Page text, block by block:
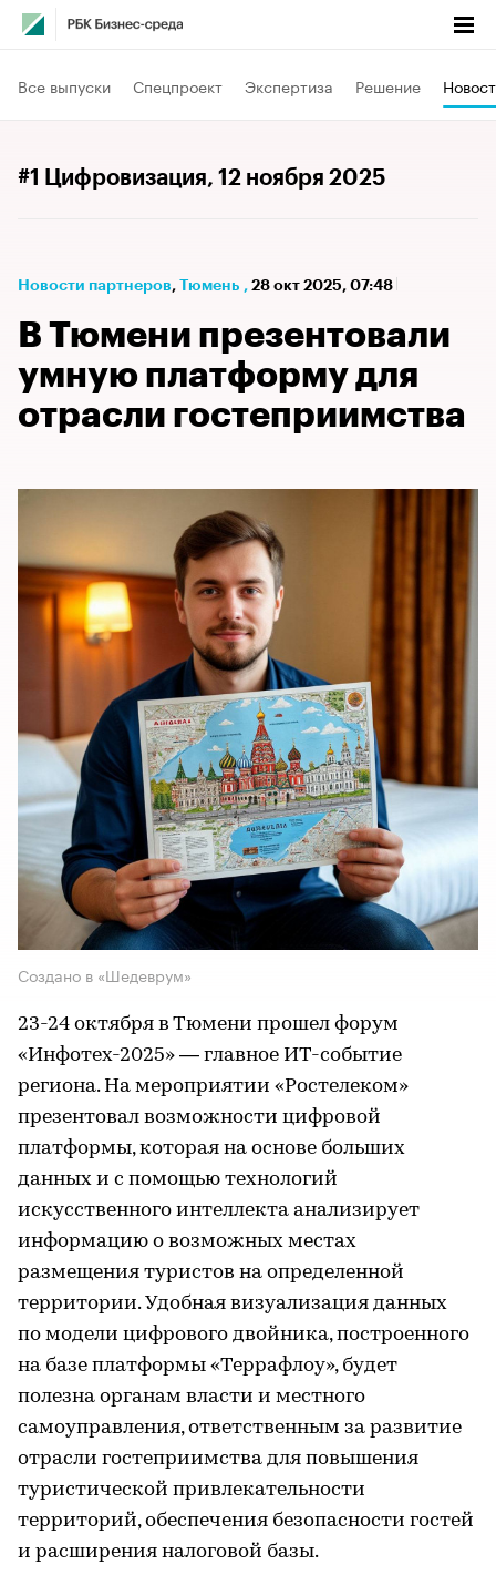
Все выпуски Спецпроект Экспертиза Решение
#1 Цифровизация, 12 ноября 2025
Новости партнеров⁠, Тюмень , 28 окт 2025, 07:48
В Тюмени презентовали
умную платформу для
отрасли гостеприимства
Создано в «Шедеврум»
23-24 октября в Тюмени прошел форум
«Инфотех-2025» — главное ИТ-событие
региона. На мероприятии «Ростелеком»
презентовал возможности цифровой
платформы, которая на основе больших
данных и с помощью технологий
искусственного интеллекта анализирует
информацию о возможных местах
размещения туристов на определенной
территории. Удобная визуализация данных
по модели цифрового двойника, построенного
на базе платформы «Террафлоу», будет
полезна органам власти и местного
самоуправления, ответственным за развитие
отрасли гостеприимства для повышения
туристической привлекательности
территорий, обеспечения безопасности гостей
и расширения налоговой базы.